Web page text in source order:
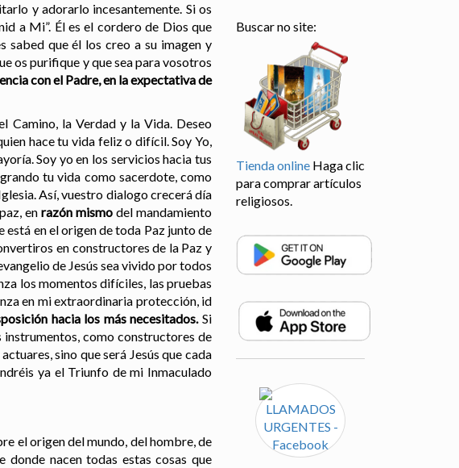
y adorarlo incesantemente. Si os
a Mi”. Él es el cordero de Dios que
sabed que él los creo a su imagen y
os purifique y que sea para vosotros
con el Padre, en la expectativa de
Camino, la Verdad y la Vida. Deseo
hace tu vida feliz o difícil. Soy Yo,
Soy yo en los servicios hacia tus
tu vida como sacerdote, como
Así, vuestro dialogo crecerá día
en razón mismo del mandamiento
está en el origen de toda Paz junto de
en constructores de la Paz y
de Jesús sea vivido por todos
los momentos difíciles, las pruebas
en mi extraordinaria protección, id
hacia los más necesitados.Si
instrumentos, como constructores de
sino que será Jesús que cada
ya el Triunfo de mi Inmaculado
el origen del mundo, del hombre, de
donde nacen todas estas cosas que
Buscar no site:
Tienda online Haga clic
para comprar artículos
religiosos.